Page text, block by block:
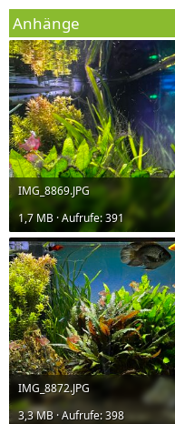
Anhänge
IMG_8869.JPG
1,7 MB · Aufrufe: 391
IMG_8872.JPG
3,3 MB · Aufrufe: 398